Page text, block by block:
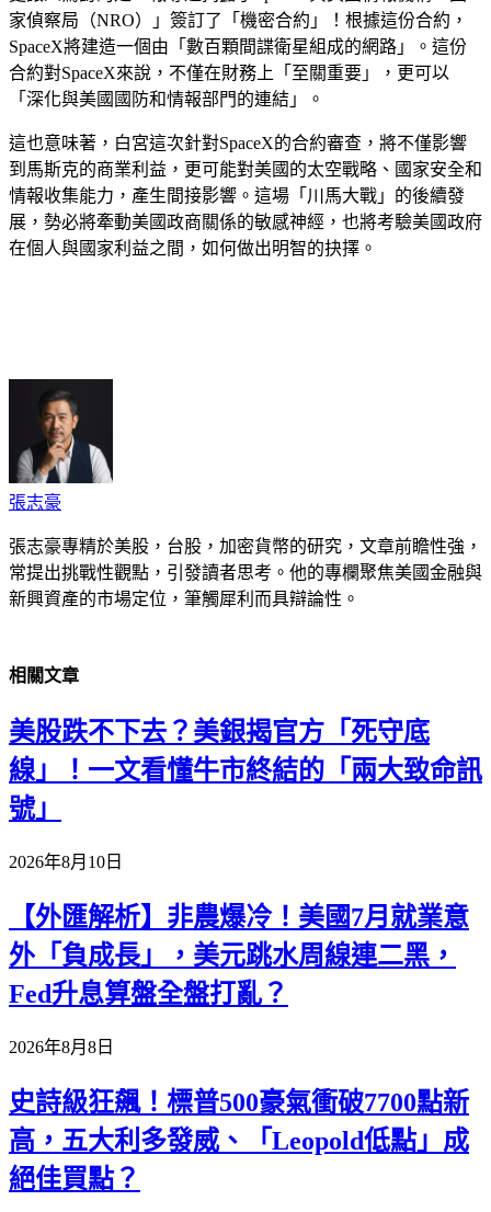
家偵察局（NRO）
」簽訂了「 機密合約 」！根據這份合約，
SpaceX將建造一個由「 數百顆間諜衛星組成的網路 」。這份
合約對SpaceX來說，不僅在財務上「 至關重要 」，更可以
「 深化與美國國防和情報部門的連結 」。
這也意味著，白宮這次針對SpaceX的合約審查，將不僅影響
到馬斯克的商業利益，更可能對美國的太空戰略、國家安全和
情報收集能力，產生間接影響。這場「川馬大戰」的後續發
展，勢必將牽動美國政商關係的敏感神經，也將考驗美國政府
在個人與國家利益之間，如何做出明智的抉擇。
張志豪
張志豪專精於美股，台股，加密貨幣的研究，文章前瞻性強，
常提出挑戰性觀點，引發讀者思考。他的專欄聚焦美國金融與
新興資產的市場定位，筆觸犀利而具辯論性。
相關文章
美股跌不下去？美銀揭官方「死守底
線」！一文看懂牛市終結的「兩大致命訊
號」
2026年8月10日
【外匯解析】非農爆冷！美國7月就業意
外「負成長」，美元跳水周線連二黑，
Fed升息算盤全盤打亂？
2026年8月8日
史詩級狂飆！標普500豪氣衝破7700點新
高，五大利多發威、「Leopold低點」成
絕佳買點？